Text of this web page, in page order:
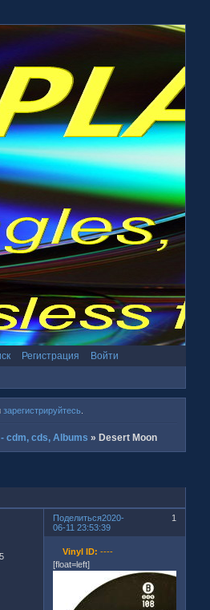
Регистрация Войти
зарегистрируйтесь.
cdm, cds, Albums » Desert Moon
Поделиться 1
2020-
06-11 23:53:39
Vinyl ID: ----
[float=left]